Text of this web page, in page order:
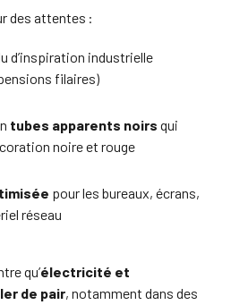
des attentes :
d’inspiration industrielle
filaires)
tubes apparents noirs qui
noire et rouge
pour les bureaux, écrans,
réseau
qu’électricité et
de pair, notamment dans des